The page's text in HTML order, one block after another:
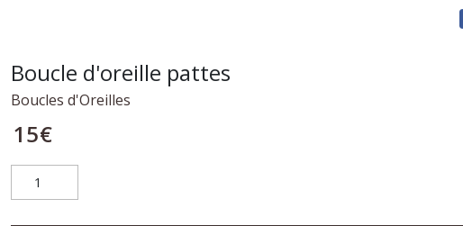
Boucle d'oreille pattes
Boucles d'Oreilles
15€